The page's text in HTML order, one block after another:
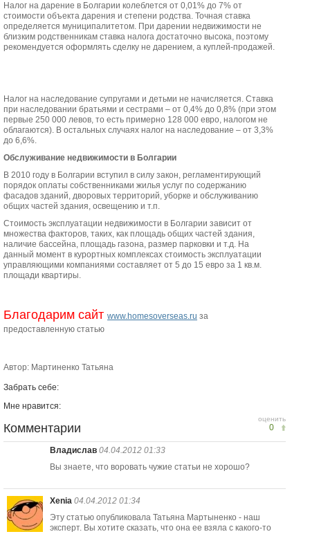
Налог на дарение в Болгарии колеблется от 0,01% до 7% от
стоимости объекта дарения и степени родства. Точная ставка
определяется муниципалитетом. При дарении недвижимости не
близким родственникам ставка налога достаточно высока, поэтому
рекомендуется оформлять сделку не дарением, а куплей-продажей.
Налог на наследование супругами и детьми не начисляется. Ставка
при наследовании братьями и сестрами – от 0,4% до 0,8% (при этом
первые 250 000 левов, то есть примерно 128 000 евро, налогом не
облагаются). В остальных случаях налог на наследование – от 3,3%
до 6,6%.
Обслуживание недвижимости в Болгарии
В 2010 году в Болгарии вступил в силу закон, регламентирующий
порядок оплаты собственниками жилья услуг по содержанию
фасадов зданий, дворовых территорий, уборке и обслуживанию
общих частей здания, освещению и т.п.
Стоимость эксплуатации недвижимости в Болгарии зависит от
множества факторов, таких, как площадь общих частей здания,
наличие бассейна, площадь газона, размер парковки и т.д. На
данный момент в курортных комплексах стоимость эксплуатации
управляющими компаниями составляет от 5 до 15 евро за 1 кв.м.
площади квартиры.
Благодарим сайт www.homesoverseas.ru за
предоставленную статью
Автор: Мартиненко Татьяна
Забрать себе:
Мне нравится:
оценить
0
Комментарии
Владислав 04.04.2012 01:33
Вы знаете, что воровать чужие статьи не хорошо?
Xenia 04.04.2012 01:34
Эту статью опубликовала Татьяна Мартыненко - наш
эксперт. Вы хотите сказать, что она ее взяла с какого-то